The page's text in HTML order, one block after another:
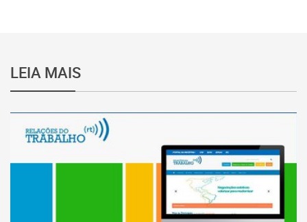
LEIA MAIS